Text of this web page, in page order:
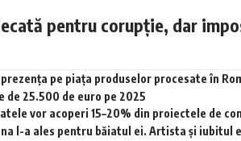
pentru corupție, dar
pe piața produselor procesate în
de 25.500 de euro pe 2025
vor acoperi 15–20% din proiectele de
l-a ales pentru băiatul ei. Artista și iubitul